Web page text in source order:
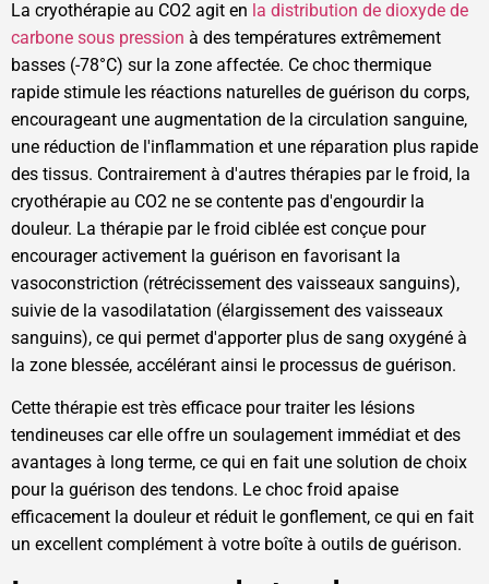
La cryothérapie au CO2 agit en la distribution de dioxyde de
carbone sous pression à des températures extrêmement
basses (-78°C) sur la zone affectée. Ce choc thermique
rapide stimule les réactions naturelles de guérison du corps,
encourageant une augmentation de la circulation sanguine,
une réduction de l'inflammation et une réparation plus rapide
des tissus. Contrairement à d'autres thérapies par le froid, la
cryothérapie au CO2 ne se contente pas d'engourdir la
douleur. La thérapie par le froid ciblée est conçue pour
encourager activement la guérison en favorisant la
vasoconstriction (rétrécissement des vaisseaux sanguins),
suivie de la vasodilatation (élargissement des vaisseaux
sanguins), ce qui permet d'apporter plus de sang oxygéné à
la zone blessée, accélérant ainsi le processus de guérison.
Cette thérapie est très efficace pour traiter les lésions
tendineuses car elle offre un soulagement immédiat et des
avantages à long terme, ce qui en fait une solution de choix
pour la guérison des tendons. Le choc froid apaise
efficacement la douleur et réduit le gonflement, ce qui en fait
un excellent complément à votre boîte à outils de guérison.